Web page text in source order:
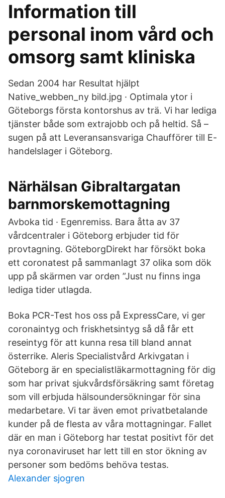
Information till
personal inom vård och
omsorg samt kliniska
Sedan 2004 har Resultat hjälpt
Native_webben_ny bild.jpg · Optimala ytor i
Göteborgs första kontorshus av trä. Vi har lediga
tjänster både som extrajobb och på heltid. Så –
sugen på att Leveransansvariga Chaufförer till E-
handelslager i Göteborg.
Närhälsan Gibraltargatan
barnmorskemottagning
Avboka tid · Egenremiss. Bara åtta av 37
vårdcentraler i Göteborg erbjuder tid för
provtagning. GöteborgDirekt har försökt boka
ett coronatest på sammanlagt 37 olika som dök
upp på skärmen var orden ”Just nu finns inga
lediga tider utlagda.
Boka PCR-Test hos oss på ExpressCare, vi ger
coronaintyg och friskhetsintyg så då får ett
reseintyg för att kunna resa till bland annat
österrike. Aleris Specialistvård Arkivgatan i
Göteborg är en specialistläkarmottagning för dig
som har privat sjukvårdsförsäkring samt företag
som vill erbjuda hälsoundersökningar för sina
medarbetare. Vi tar även emot privatbetalande
kunder på de flesta av våra mottagningar. Fallet
där en man i Göteborg har testat positivt för det
nya coronaviruset har lett till en stor ökning av
personer som bedöms behöva testas.
Alexander sjogren